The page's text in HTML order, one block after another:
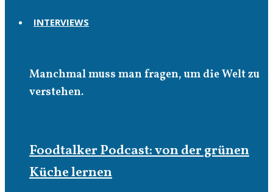
INTERVIEWS
Manchmal muss man fragen, um die Welt zu
verstehen.
Foodtalker Podcast: von der grünen
Küche lernen